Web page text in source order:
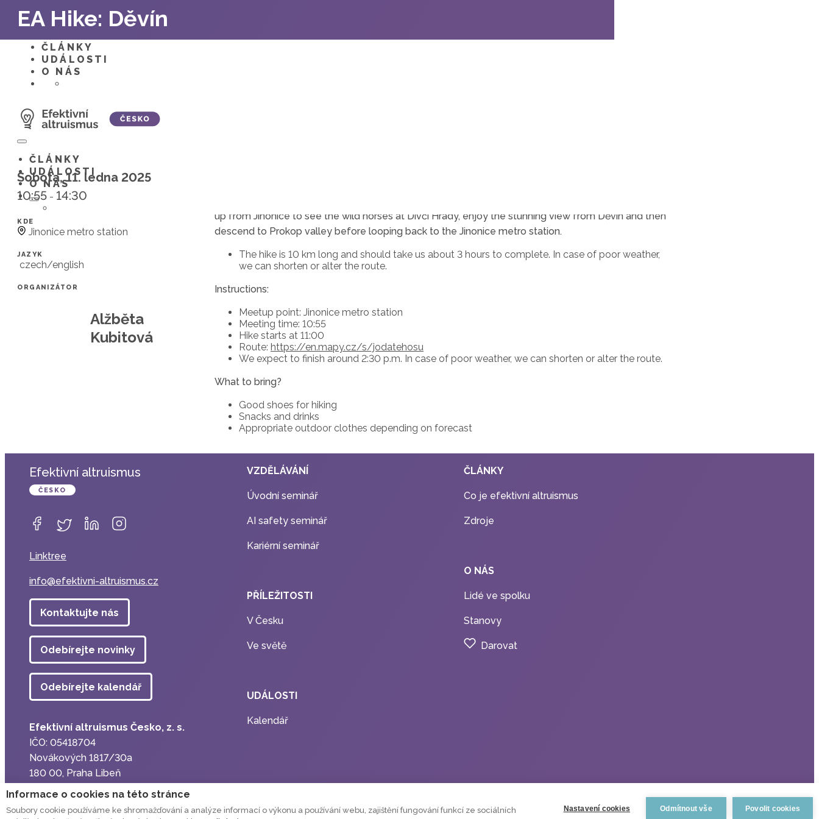
Skip
ČLÁNKY
UDÁLOSTI
O NÁS
Menu
Toggle
ČLÁNKY
UDÁLOSTI
O NÁS
Menu
Toggle
EA Hike: Děvín
Sobota, 11. ledna 2025
10:55 - 14:30
KDE
Jinonice metro station
JAZYK
czech/english
ORGANIZÁTOR
Alžběta
Kubitová
up from Jinonice to see the wild horses at Dívčí Hrady, enjoy the stunning view from Děvín and then
descend to Prokop valley before looping back to the Jinonice metro station.
The hike is 10 km long and should take us about 3 hours to complete. In case of poor weather,
we can shorten or alter the route.
Instructions:
Meetup point: Jinonice metro station
Meeting time: 10:55
Hike starts at 11:00
Route: https://en.mapy.cz/s/jodatehosu
We expect to finish around 2:30 p.m. In case of poor weather, we can shorten or alter the route.
What to bring?
Good shoes for hiking
Snacks and drinks
Appropriate outdoor clothes depending on forecast
Efektivní altruismus
ČESKO
Linktree
info@efektivni-altruismus.cz
Kontaktujte nás
Odebírejte novinky
Odebírejte kalendář
Efektivní altruismus Česko, z. s.
IČO: 05418704
Novákových 1817/30a
180 00, Praha Libeň
Zásady ochrany osobních údajů
VZDĚLÁVÁNÍ
Úvodní seminář
AI safety seminář
Kariérní seminář
PŘÍLEŽITOSTI
V Česku
Ve světě
UDÁLOSTI
Kalendář
ČLÁNKY
Co je efektivní altruismus
Zdroje
O NÁS
Lidé ve spolku
Stanovy
Darovat
Informace o cookies na této stránce
Soubory cookie používáme ke shromažďování a analýze informací o výkonu a používání webu, zajištění fungování funkcí ze sociálních
Nastavení cookies Odmítnout vše Povolit cookies